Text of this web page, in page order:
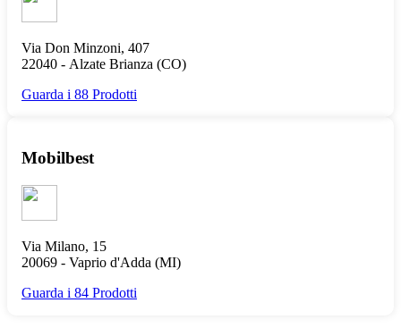
Via Don Minzoni, 407
22040 - Alzate Brianza (CO)
Guarda i 88 Prodotti
Mobilbest
Via Milano, 15
20069 - Vaprio d'Adda (MI)
Guarda i 84 Prodotti